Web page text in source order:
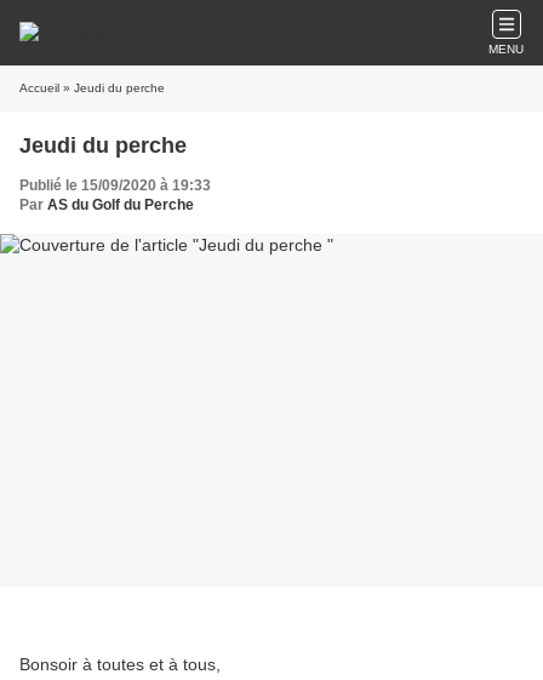
MENU
Accueil » Jeudi du perche
Jeudi du perche
Publié le 15/09/2020 à 19:33
Par AS du Golf du Perche
Bonsoir à toutes et à tous,